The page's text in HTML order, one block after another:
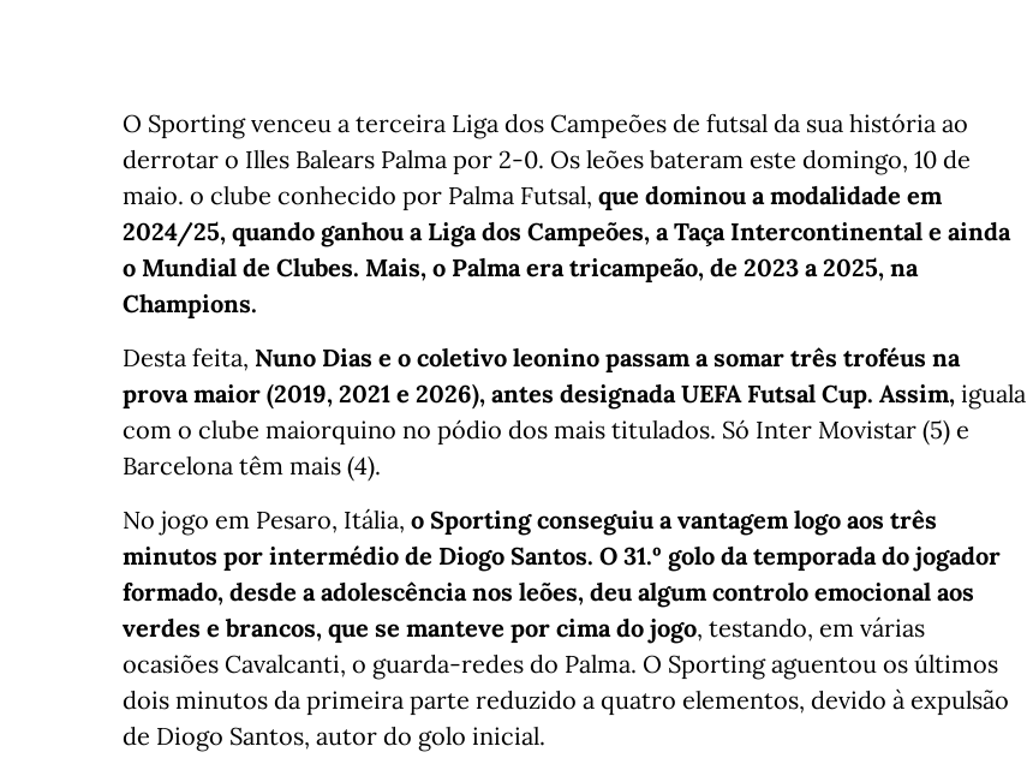
O Sporting venceu a terceira Liga dos Campeões de futsal da sua história ao
derrotar o Illes Balears Palma por 2-0. Os leões bateram este domingo, 10 de
maio. o clube conhecido por Palma Futsal, que dominou a modalidade em
2024/25, quando ganhou a Liga dos Campeões, a Taça Intercontinental e ainda
o Mundial de Clubes. Mais, o Palma era tricampeão, de 2023 a 2025, na
Champions.
Desta feita, Nuno Dias e o coletivo leonino passam a somar três troféus na
prova maior (2019, 2021 e 2026), antes designada UEFA Futsal Cup. Assim, iguala
com o clube maiorquino no pódio dos mais titulados. Só Inter Movistar (5) e
Barcelona têm mais (4).
No jogo em Pesaro, Itália, o Sporting conseguiu a vantagem logo aos três
minutos por intermédio de Diogo Santos. O 31.º golo da temporada do jogador
formado, desde a adolescência nos leões, deu algum controlo emocional aos
verdes e brancos, que se manteve por cima do jogo, testando, em várias
ocasiões Cavalcanti, o guarda-redes do Palma. O Sporting aguentou os últimos
dois minutos da primeira parte reduzido a quatro elementos, devido à expulsão
de Diogo Santos, autor do golo inicial.